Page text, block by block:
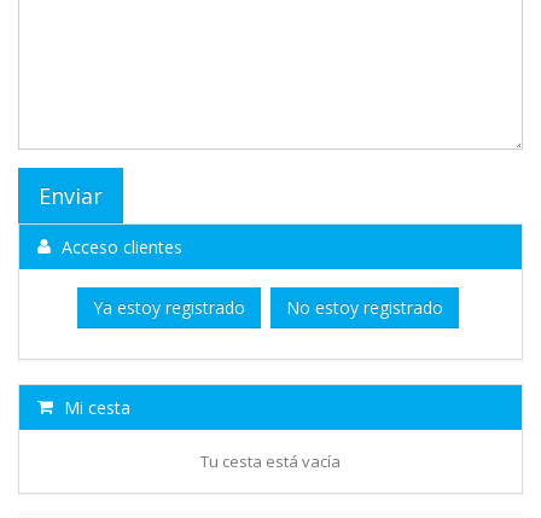
Acceso clientes
Ya estoy registrado No estoy registrado
Mi cesta
Tu cesta está vacía